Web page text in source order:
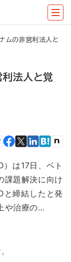
ムの非営利法人と
利法人と覚
は17日、ベト
課題解決に向け
と締結したと発
や治療の…